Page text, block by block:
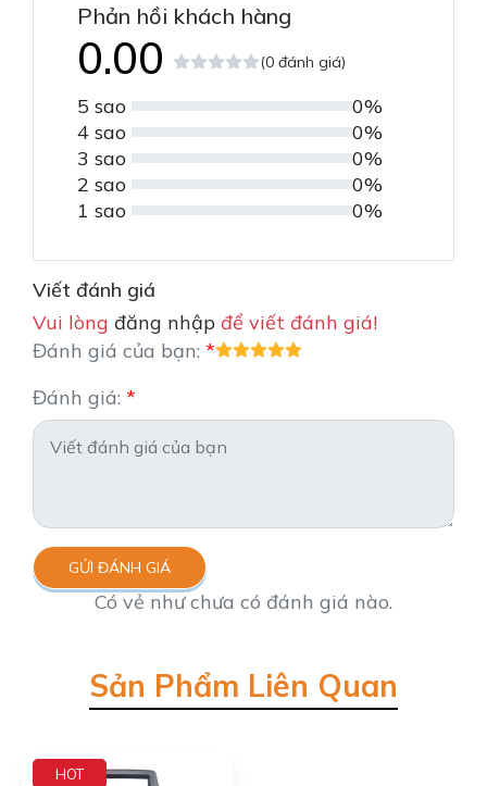
Phản hồi khách hàng
0.00 (0 đánh giá)
5 sao
0%
4 sao
0%
3 sao
0%
2 sao
0%
1 sao
0%
Viết đánh giá
Vui lòng đăng nhập để viết đánh giá!
Đánh giá của bạn:
Đánh giá:
GỬI ĐÁNH GIÁ
Có vẻ như chưa có đánh giá nào.
Sản Phẩm Liên Quan
HOT